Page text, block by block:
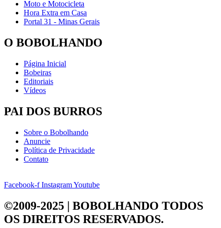
Moto e Motocicleta
Hora Extra em Casa
Portal 31 - Minas Gerais
O BOBOLHANDO
Página Inicial
Bobeiras
Editoriais
Vídeos
PAI DOS BURROS
Sobre o Bobolhando
Anuncie
Política de Privacidade
Contato
Facebook-f InstagramYoutube
©2009-2025 | BOBOLHANDO TODOS
OS DIREITOS RESERVADOS.